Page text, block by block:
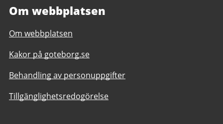
Om webbplatsen
Om webbplatsen
Kakor på goteborg.se
Behandling av personuppgifter
Tillgänglighetsredogörelse